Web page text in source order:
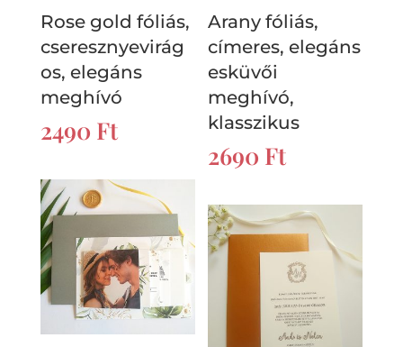
Rose gold fóliás,
cseresznyevirág
os, elegáns
meghívó
2490 Ft
Arany fóliás,
címeres, elegáns
esküvői
meghívó,
klasszikus
2690 Ft